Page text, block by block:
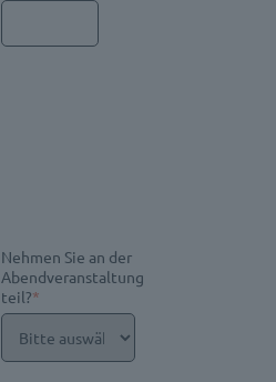
Nehmen Sie an der
Abendveranstaltung
teil?*